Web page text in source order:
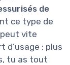
de
ce type de
vite
d’usage : plus
tu as tout